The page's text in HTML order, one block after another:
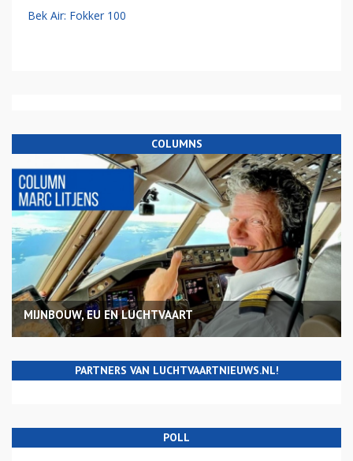
Bek Air: Fokker 100
COLUMNS
MIJNBOUW, EU EN LUCHTVAART
PARTNERS VAN LUCHTVAARTNIEUWS.NL!
POLL